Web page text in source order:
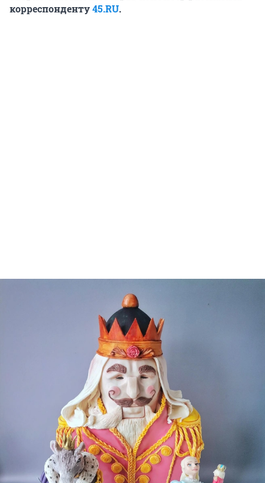
корреспонденту45.RU.